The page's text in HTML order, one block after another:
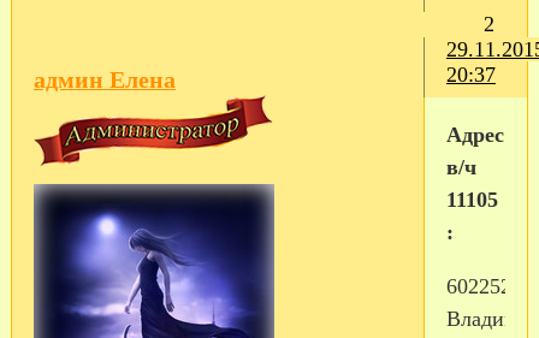
2
20:37
админ Елена
Адрес
в/ч
11105
:
602252,